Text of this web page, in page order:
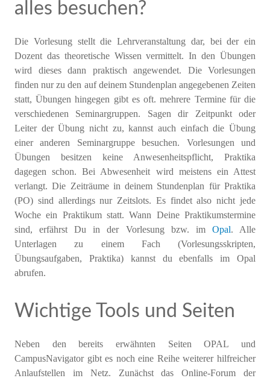
alles besuchen?
Die Vorlesung stellt die Lehrveranstaltung dar, bei der ein
Dozent das theoretische Wissen vermittelt. In den Übungen
wird dieses dann praktisch angewendet. Die Vorlesungen
finden nur zu den auf deinem Stundenplan angegebenen Zeiten
statt, Übungen hingegen gibt es oft. mehrere Termine für die
verschiedenen Seminargruppen. Sagen dir Zeitpunkt oder
Leiter der Übung nicht zu, kannst auch einfach die Übung
einer anderen Seminargruppe besuchen. Vorlesungen und
Übungen besitzen keine Anwesenheitspflicht, Praktika
dagegen schon. Bei Abwesenheit wird meistens ein Attest
verlangt. Die Zeiträume in deinem Stundenplan für Praktika
(PO) sind allerdings nur Zeitslots. Es findet also nicht jede
Woche ein Praktikum statt. Wann Deine Praktikumstermine
sind, erfährst Du in der Vorlesung bzw. im Opal. Alle
Unterlagen zu einem Fach (Vorlesungsskripten,
Übungsaufgaben, Praktika) kannst du ebenfalls im Opal
abrufen.
Wichtige Tools und Seiten
Neben den bereits erwähnten Seiten OPAL und
CampusNavigator gibt es noch eine Reihe weiterer hilfreicher
Anlaufstellen im Netz. Zunächst das Online-Forum der